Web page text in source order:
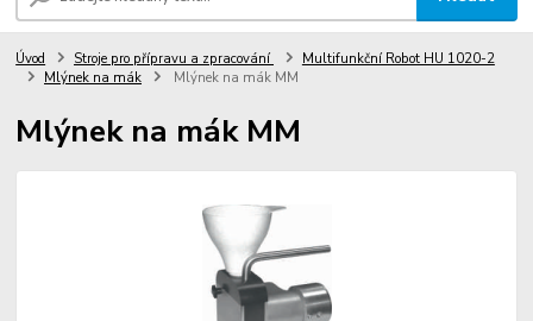
Úvod Stroje pro přípravu a zpracování
Multifunkční Robot HU 1020-2
Mlýnek na mák
Mlýnek na mák MM
Mlýnek na mák MM